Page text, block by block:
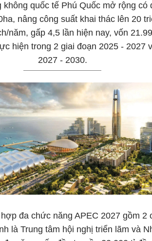
không quốc tế Phú Quốc mở rộng có
nâng công suất khai thác lên 20
năm, gấp 4,5 lần hiện nay, vốn
hiện trong 2 giai đoạn 2025 - 2027
2027 - 2030.
đa chức năng APEC 2027 gồm 2
là Trung tâm hội nghị triển lãm và